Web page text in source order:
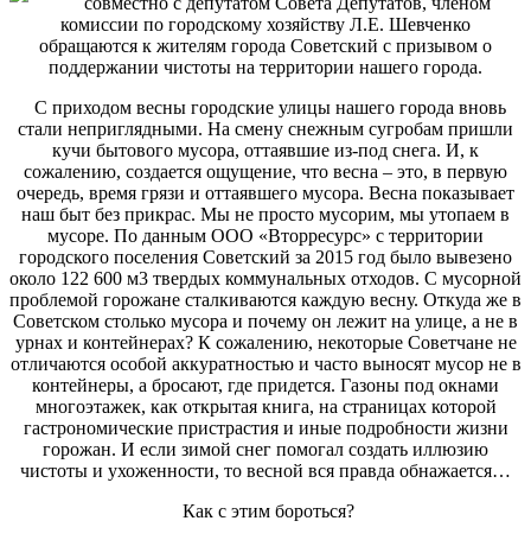
комиссии по городскому хозяйству Л.Е. Шевченко
обращаются к жителям города Советский с призывом о
поддержании чистоты на территории нашего города.
С приходом весны городские улицы нашего города вновь
стали неприглядными. На смену снежным сугробам пришли
кучи бытового мусора, оттаявшие из-под снега. И, к
сожалению, создается ощущение, что весна – это, в первую
очередь, время грязи и оттаявшего мусора. Весна показывает
наш быт без прикрас. Мы не просто мусорим, мы утопаем в
мусоре. По данным ООО «Вторресурс» с территории
городского поселения Советский за 2015 год было вывезено
около 122 600 м3 твердых коммунальных отходов. С мусорной
проблемой горожане сталкиваются каждую весну. Откуда же в
Советском столько мусора и почему он лежит на улице, а не в
урнах и контейнерах? К сожалению, некоторые Советчане не
отличаются особой аккуратностью и часто выносят мусор не в
контейнеры, а бросают, где придется. Газоны под окнами
многоэтажек, как открытая книга, на страницах которой
гастрономические пристрастия и иные подробности жизни
горожан. И если зимой снег помогал создать иллюзию
чистоты и ухоженности, то весной вся правда обнажается…
Как с этим бороться?